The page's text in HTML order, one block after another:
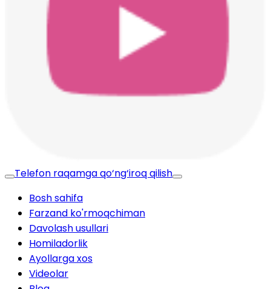
Telefon raqamga qo‘ng‘iroq qilish
Bosh sahifa
Farzand ko'rmoqchiman
Davolash usullari
Homiladorlik
Ayollarga xos
Videolar